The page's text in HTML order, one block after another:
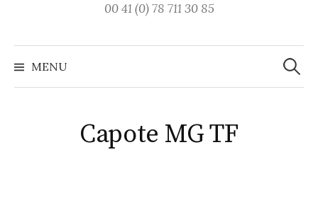
00 41 (0) 78 711 30 85
MENU
Capote MG TF